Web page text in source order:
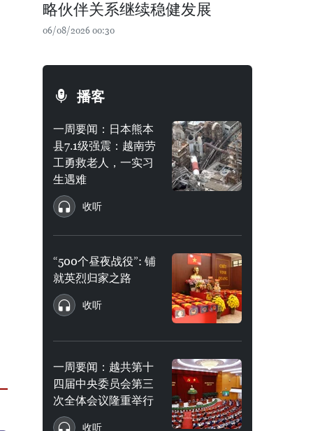
略伙伴关系继续稳健发展
06/08/2026 00:30
播客
一周要闻：日本熊本
县7.1级强震：越南劳
工勇救老人，一实习
生遇难
收听
“500个昼夜战役”: 铺
就英烈归家之路
收听
一周要闻：越共第十
四届中央委员会第三
次全体会议隆重举行
收听